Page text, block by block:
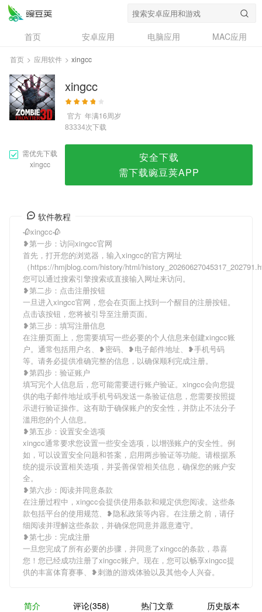
首页 安卓应用 电脑应用
MAC应用
资讯
专题
问答
首页 > 应用软件 > xingcc
xingcc
官方 年满16周岁
83334次下载
需优先下载
xingcc
安全下载
需下载豌豆荚APP
软件教程
🥀xingcc🥀
❥第一步：访问xingcc官网
首先，打开您的浏览器，输入xingcc的官方网址
（https://hmjblog.com/history/html/
您可以通过搜索引擎搜索或直接输入网址来访问。
❥第二步：点击注册按钮
一旦进入xingcc官网，您会在页面上找到一个醒目的注册按钮。
点击该按钮，您将被引导至注册页面。
❥第三步：填写注册信息
在注册页面上，您需要填写一些必要的个人信息来创建xingcc账
户。通常包括用户名、❥密码、❥电子邮件地址、❥手机号码
等。请务必提供准确完整的信息，以确保顺利完成注册。
❥第四步：验证账户
填写完个人信息后，您可能需要进行账户验证。xingcc会向您提
供的电子邮件地址或手机号码发送一条验证信息，您需要按照提
示进行验证操作。这有助于确保账户的安全性，并防止不法分子
滥用您的个人信息。
❥第五步：设置安全选项
xingcc通常要求您设置一些安全选项，以增强账户的安全性。例
如，可以设置安全问题和答案，启用两步验证等功能。请根据系
统的提示设置相关选项，并妥善保管相关信息，确保您的账户安
全。
❥第六步：阅读并同意条款
在注册过程中，xingcc会提供使用条款和规定供您阅读。这些条
款包括平台的使用规范、❥隐私政策等内容。在注册之前，请仔
细阅读并理解这些条款，并确保您同意并愿意遵守。
❥第七步：完成注册
一旦您完成了所有必要的步骤，并同意了xingcc的条款，恭喜
您！您已经成功注册了xingcc账户。现在，您可以畅享xingcc提
供的丰富体育赛事、❥刺激的游戏体验以及其他令人兴奋。
简介 评论(358) 热门文章 历史版本